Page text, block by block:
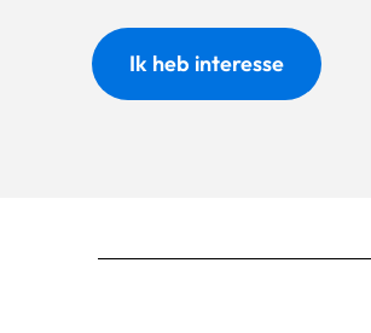
Ik heb interesse